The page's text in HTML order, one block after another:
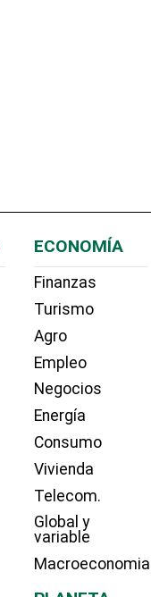
ECONOMÍA
Finanzas
Turismo
Agro
Empleo
Negocios
Energía
Consumo
Vivienda
Telecom.
Global y
variable
Macroeconomia